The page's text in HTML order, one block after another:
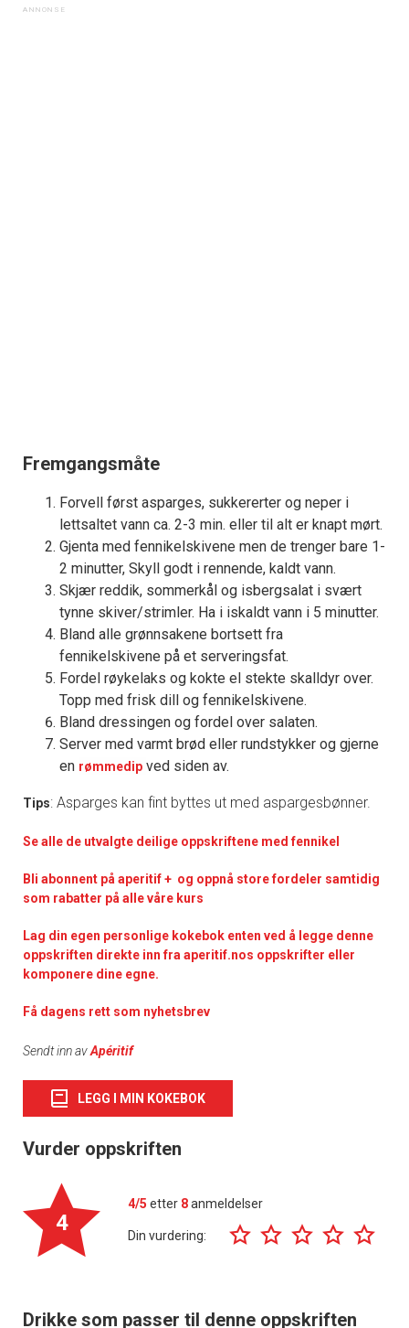
Fremgangsmåte
Forvell først asparges, sukkererter og neper i
lettsaltet vann ca. 2-3 min. eller til alt er knapt mørt.
Gjenta med fennikelskivene men de trenger bare 1-
2 minutter, Skyll godt i rennende, kaldt vann.
Skjær reddik, sommerkål og isbergsalat i svært
tynne skiver/strimler. Ha i iskaldt vann i 5 minutter.
Bland alle grønnsakene bortsett fra
fennikelskivene på et serveringsfat.
Fordel røykelaks og kokte el stekte skalldyr over.
Topp med frisk dill og fennikelskivene.
Bland dressingen og fordel over salaten.
Server med varmt brød eller rundstykker og gjerne
en rømmedip ved siden av.
Tips: Asparges kan fint byttes ut med aspargesbønner.
Se alle de utvalgte deilige oppskriftene med fennikel
Bli abonnent på aperitif + og oppnå store fordeler samtidig
som rabatter på alle våre kurs
Lag din egen personlige kokebok enten ved å legge denne
oppskriften direkte inn fra aperitif.nos oppskrifter eller
komponere dine egne.
Få dagens rett som nyhetsbrev
Sendt inn avApéritif
LEGG I MIN KOKEBOK
Vurder oppskriften
4
4/5 etter 8anmeldelser
Din vurdering:
Drikke som passer til denne oppskriften